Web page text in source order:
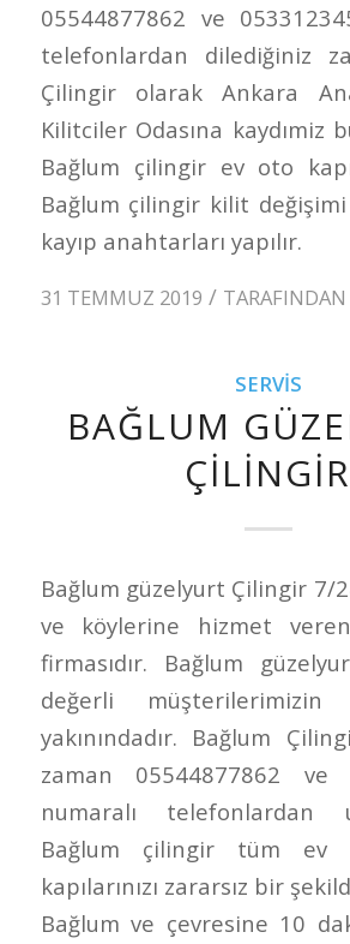
05544877862 ve
telefonlardan dilediğiniz
Çilingir olarak Ankara
Kilitciler Odasına kaydımiz
Bağlum çilingir ev oto
Bağlum çilingir kilit
kayıp anahtarları yapılır.
31 TEMMUZ 2019 / TARAFINDAN
SERVIS
BAĞLUM
ÇILINGIR
Bağlum güzelyurt Çilingir 7/
ve köylerine hizmet
firmasıdır. Bağlum
değerli
yakınındadır. Bağlum
zaman 05544877862 ve
numaralı telefonlardan
Bağlum çilingir tüm
kapılarınızı zararsız bir
Bağlum ve çevresine 10